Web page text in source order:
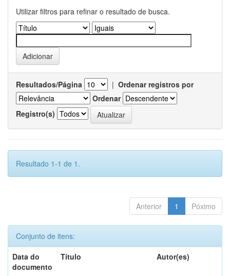
Utilizar filtros para refinar o resultado de busca.
Resultados/Página | Ordenar registros por
Ordenar
Registro(s)
Resultado 1-1 de 1.
Anterior 1 Póximo
Conjunto de itens:
Data do
documento
Título Autor(es)